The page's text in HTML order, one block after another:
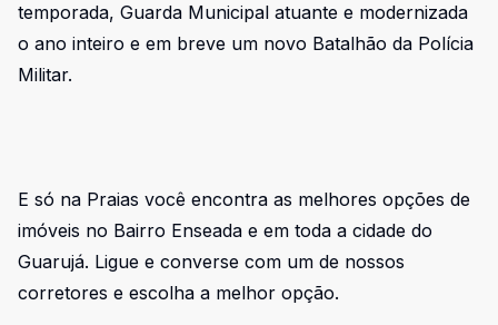
temporada, Guarda Municipal atuante e modernizada
o ano inteiro e em breve um novo Batalhão da Polícia
Militar.
E só na Praias você encontra as melhores opções de
imóveis no Bairro Enseada e em toda a cidade do
Guarujá. Ligue e converse com um de nossos
corretores e escolha a melhor opção.